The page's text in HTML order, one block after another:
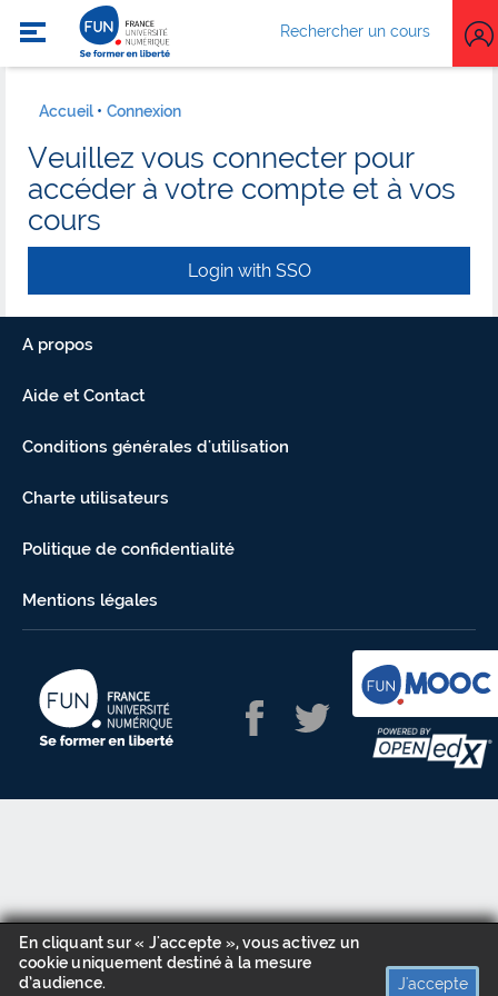
Rechercher un cours
En cliquant sur « J'accepte », vous activez un
cookie uniquement destiné à la mesure
d’audience.
J'accepte
Accueil Connexion
Veuillez vous connecter pour
accéder à votre compte et à vos
cours
Login with SSO
A propos
Aide et Contact
Conditions générales d'utilisation
Charte utilisateurs
Politique de confidentialité
Mentions légales